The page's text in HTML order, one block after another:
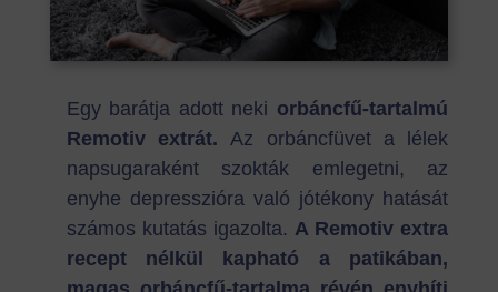
Egy barátja adott neki orbáncfű-tartalmú
Remotiv extrát. Az orbáncfüvet a lélek
napsugaraként szokták emlegetni, az
enyhe depresszióra való jótékony hatását
számos kutatás igazolta. A Remotiv extra
recept nélkül kapható a patikában,